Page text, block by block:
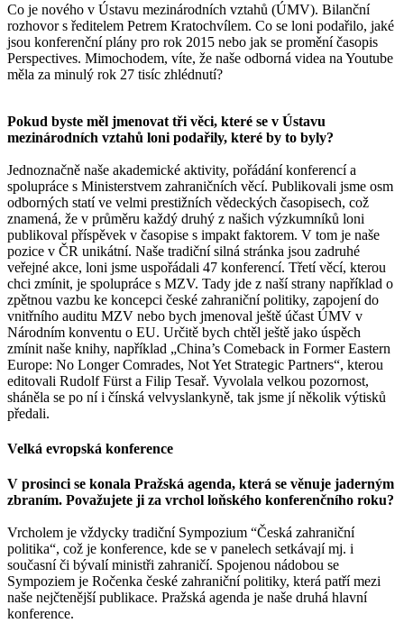
Co je nového v Ústavu mezinárodních vztahů (ÚMV). Bilanční
rozhovor s ředitelem Petrem Kratochvílem. Co se loni podařilo, jaké
jsou konferenční plány pro rok 2015 nebo jak se promění časopis
Perspectives. Mimochodem, víte, že naše odborná videa na Youtube
měla za minulý rok 27 tisíc zhlédnutí?
Pokud byste měl jmenovat tři věci, které se v Ústavu
mezinárodních vztahů loni podařily, které by to byly?
Jednoznačně naše akademické aktivity, pořádání konferencí a
spolupráce s Ministerstvem zahraničních věcí. Publikovali jsme osm
odborných statí ve velmi prestižních vědeckých časopisech, což
znamená, že v průměru každý druhý z našich výzkumníků loni
publikoval příspěvek v časopise s impakt faktorem. V tom je naše
pozice v ČR unikátní. Naše tradiční silná stránka jsou zadruhé
veřejné akce, loni jsme uspořádali 47 konferencí. Třetí věcí, kterou
chci zmínit, je spolupráce s MZV. Tady jde z naší strany například o
zpětnou vazbu ke koncepci české zahraniční politiky, zapojení do
vnitřního auditu MZV nebo bych jmenoval ještě účast ÚMV v
Národním konventu o EU. Určitě bych chtěl ještě jako úspěch
zmínit naše knihy, například „China’s Comeback in Former Eastern
Europe: No Longer Comrades, Not Yet Strategic Partners“, kterou
editovali Rudolf Fürst a Filip Tesař. Vyvolala velkou pozornost,
sháněla se po ní i čínská velvyslankyně, tak jsme jí několik výtisků
předali.
Velká evropská konference
V prosinci se konala Pražská agenda, která se věnuje jaderným
zbraním. Považujete ji za vrchol loňského konferenčního roku?
Vrcholem je vždycky tradiční Sympozium “Česká zahraniční
politika“, což je konference, kde se v panelech setkávají mj. i
současní či bývalí ministři zahraničí. Spojenou nádobou se
Sympoziem je Ročenka české zahraniční politiky, která patří mezi
naše nejčtenější publikace. Pražská agenda je naše druhá hlavní
konference.